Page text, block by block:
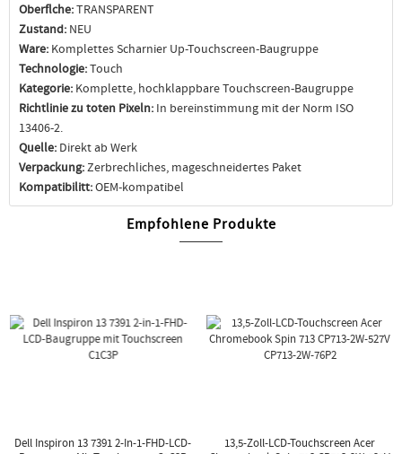
Oberflche:TRANSPARENT
Zustand: NEU
Ware: Komplettes Scharnier Up-Touchscreen-Baugruppe
Technologie:Touch
Kategorie: Komplette, hochklappbare Touchscreen-Baugruppe
Richtlinie zu toten Pixeln: In bereinstimmung mit der Norm ISO
13406-2.
Quelle: Direkt ab Werk
Verpackung:Zerbrechliches, mageschneidertes Paket
Kompatibilitt:OEM-kompatibel
Empfohlene Produkte
Dell Inspiron 13 7391 2-In-1-FHD-LCD-
13,5-Zoll-LCD-Touchscreen Acer